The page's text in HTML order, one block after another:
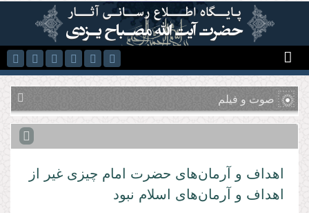
رفتن به محتوای اصلی
صوت و فیلم
اهداف و آرمان‌های حضرت امام چیزی غیر از
اهداف و آرمان‌های اسلام نبود